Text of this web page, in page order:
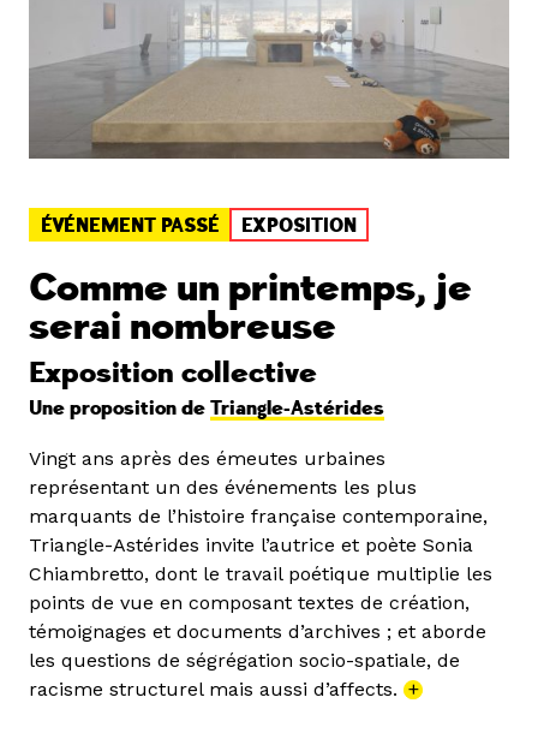
ÉVÉNEMENT PASSÉ EXPOSITION
Comme un printemps, je
serai nombreuse
Exposition collective
Une proposition de Triangle-Astérides
Vingt ans après des émeutes urbaines
représentant un des événements les plus
marquants de l’histoire française contemporaine,
Triangle-Astérides invite l’autrice et poète Sonia
Chiambretto, dont le travail poétique multiplie les
points de vue en composant textes de création,
témoignages et documents d’archives ; et aborde
les questions de ségrégation socio-spatiale, de
racisme structurel mais aussi d’affects. +